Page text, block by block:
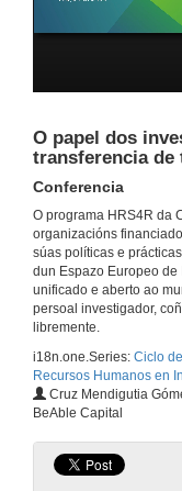
O papel dos
transferencia de
Conferencia
O programa HRS4R da
organizacións
súas políticas e
dun Espazo Europeo
unificado e aberto ao
persoal investigador,
libremente.
i18n.one.Series: Ciclo
Recursos Humanos en
Cruz Mendigutia
BeAble Capital